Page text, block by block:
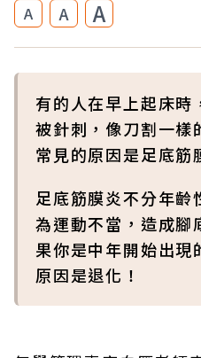
A A A
有的人在早上起床時
被針刺，像刀割一樣
常見的原因是足底筋
足底筋膜炎不分年齡
為運動不當，造成腳
果你是中年開始出現
原因是退化！